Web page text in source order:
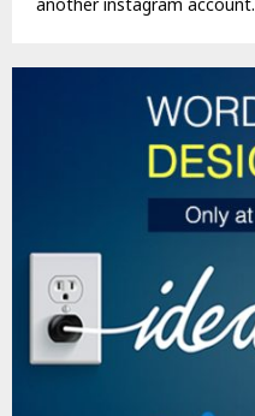
another instagram account.